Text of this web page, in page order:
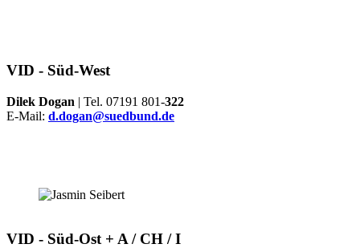
VID - Süd-West
Dilek Dogan | Tel. 07191 801-322
E-Mail: d.dogan@suedbund.de
VID - Süd-Ost + A / CH / I